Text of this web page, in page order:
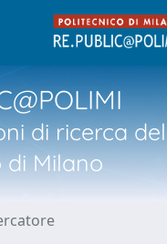
di ricerca del
di Milano